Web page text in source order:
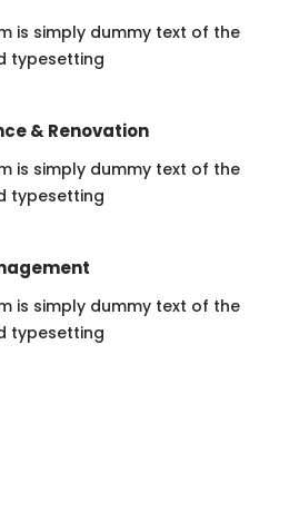
is simply dummy text of the
typesetting
& Renovation
is simply dummy text of the
typesetting
is simply dummy text of the
typesetting